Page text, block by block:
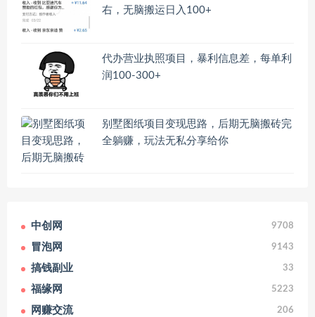
右，无脑搬运日入100+
代办营业执照项目，暴利信息差，每单利
润100-300+
别墅图纸项目变现思路，后期无脑搬砖完
全躺赚，玩法无私分享给你
中创网 9708
冒泡网 9143
搞钱副业 33
福缘网 5223
网赚交流 206